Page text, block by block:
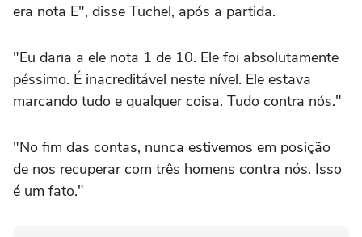
era nota E", ‌disse Tuchel, após a partida.
"Eu daria a ele nota 1 de 10. Ele foi absolutamente
péssimo. É inacreditável neste nível. Ele estava
marcando tudo e qualquer coisa. ⁠Tudo contra nós."
"No fim das contas, nunca estivemos em posição
de nos recuperar com três homens contra nós. Isso
é um fato."